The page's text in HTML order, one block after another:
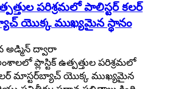
పరిశ్రమలో పాలిస్టర్ కలర్
యొక్క ముఖ్యమైన స్థానం
అడ్మిన్ ద్వారా
ప్లాస్టిక్ ఉత్పత్తుల పరిశ్రమలో
మాస్టర్‌బ్యాచ్ యొక్క ముఖ్యమైన